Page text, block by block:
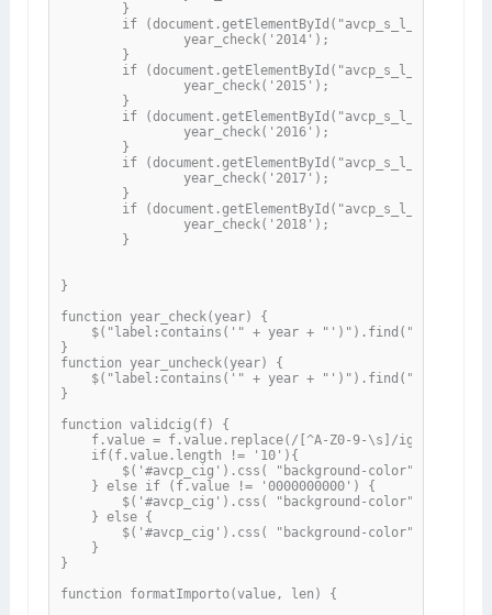
}
function year_check(year) {
$("label:contains('" + year +
}
function year_uncheck(year) {
$("label:contains('" + year +
}
function validcig(f) {
    f.value = f.value.replace(/[^A-Z0-9-\s]/ig,'');
    if(f.value.length != '10'){
$('#avcp_cig').css( "background-color",
    } else if (f.value != '0000000000') {
$('#avcp_cig').css( "background-color", "lime"
    } else {
$('#avcp_cig').css( "background-color", "white"
    }
}
function formatImporto(value, len) {